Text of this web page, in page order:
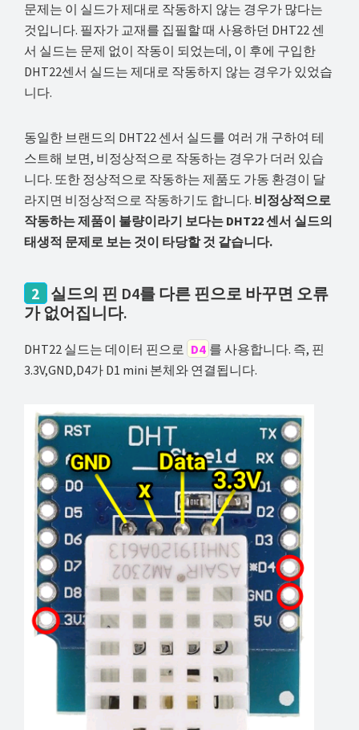
결
하
셔
요!
문제는 이 실드가 제대로 작동하지 않는 경우가 많다는
것입니다. 필자가 교재를 집필할 때 사용하던 DHT22 센
서 실드는 문제 없이 작동이 되었는데, 이 후에 구입한
DHT22센서 실드는 제대로 작동하지 않는 경우가 있었습
니다.
동일한 브랜드의 DHT22 센서 실드를 여러 개 구하여 테
스트해 보면, 비정상적으로 작동하는 경우가 더러 있습
니다. 또한 정상적으로 작동하는 제품도 가동 환경이 달
라지면 비정상적으로 작동하기도 합니다. 비정상적으로
작동하는 제품이 불량이라기 보다는 DHT22 센서 실드의
태생적 문제로 보는 것이 타당할 것 같습니다.
2 실드의 핀 D4를 다른 핀으로 바꾸면 오류
가 없어집니다.
DHT22 실드는 데이터 핀으로 D4 를 사용합니다. 즉, 핀
3.3V,GND,D4가 D1 mini 본체와 연결됩니다.